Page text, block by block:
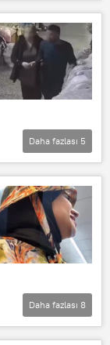
Daha fazlası 5
Daha fazlası 8